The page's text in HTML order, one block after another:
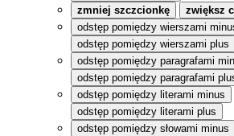
zmniej szczcionkę
zwiększ
odstęp pomiędzy wierszami
odstęp pomiędzy wierszami plus
odstęp pomiędzy paragrafami
odstęp pomiędzy paragrafami
odstęp pomiędzy literami minus
odstęp pomiędzy literami plus
odstęp pomiędzy słowami minus